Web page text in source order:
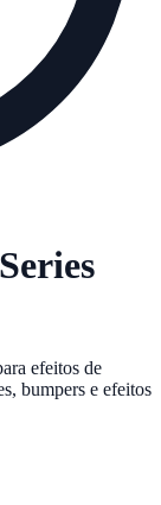
efeitos de
bumpers e efeitos